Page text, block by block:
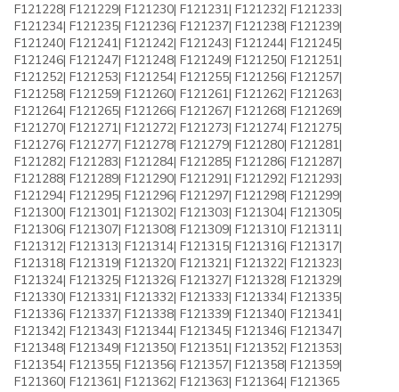
F121228| F121229| F121230| F121231| F121232| F121233|
F121234| F121235| F121236| F121237| F121238| F121239|
F121240| F121241| F121242| F121243| F121244| F121245|
F121246| F121247| F121248| F121249| F121250| F121251|
F121252| F121253| F121254| F121255| F121256| F121257|
F121258| F121259| F121260| F121261| F121262| F121263|
F121264| F121265| F121266| F121267| F121268| F121269|
F121270| F121271| F121272| F121273| F121274| F121275|
F121276| F121277| F121278| F121279| F121280| F121281|
F121282| F121283| F121284| F121285| F121286| F121287|
F121288| F121289| F121290| F121291| F121292| F121293|
F121294| F121295| F121296| F121297| F121298| F121299|
F121300| F121301| F121302| F121303| F121304| F121305|
F121306| F121307| F121308| F121309| F121310| F121311|
F121312| F121313| F121314| F121315| F121316| F121317|
F121318| F121319| F121320| F121321| F121322| F121323|
F121324| F121325| F121326| F121327| F121328| F121329|
F121330| F121331| F121332| F121333| F121334| F121335|
F121336| F121337| F121338| F121339| F121340| F121341|
F121342| F121343| F121344| F121345| F121346| F121347|
F121348| F121349| F121350| F121351| F121352| F121353|
F121354| F121355| F121356| F121357| F121358| F121359|
F121360| F121361| F121362| F121363| F121364| F121365